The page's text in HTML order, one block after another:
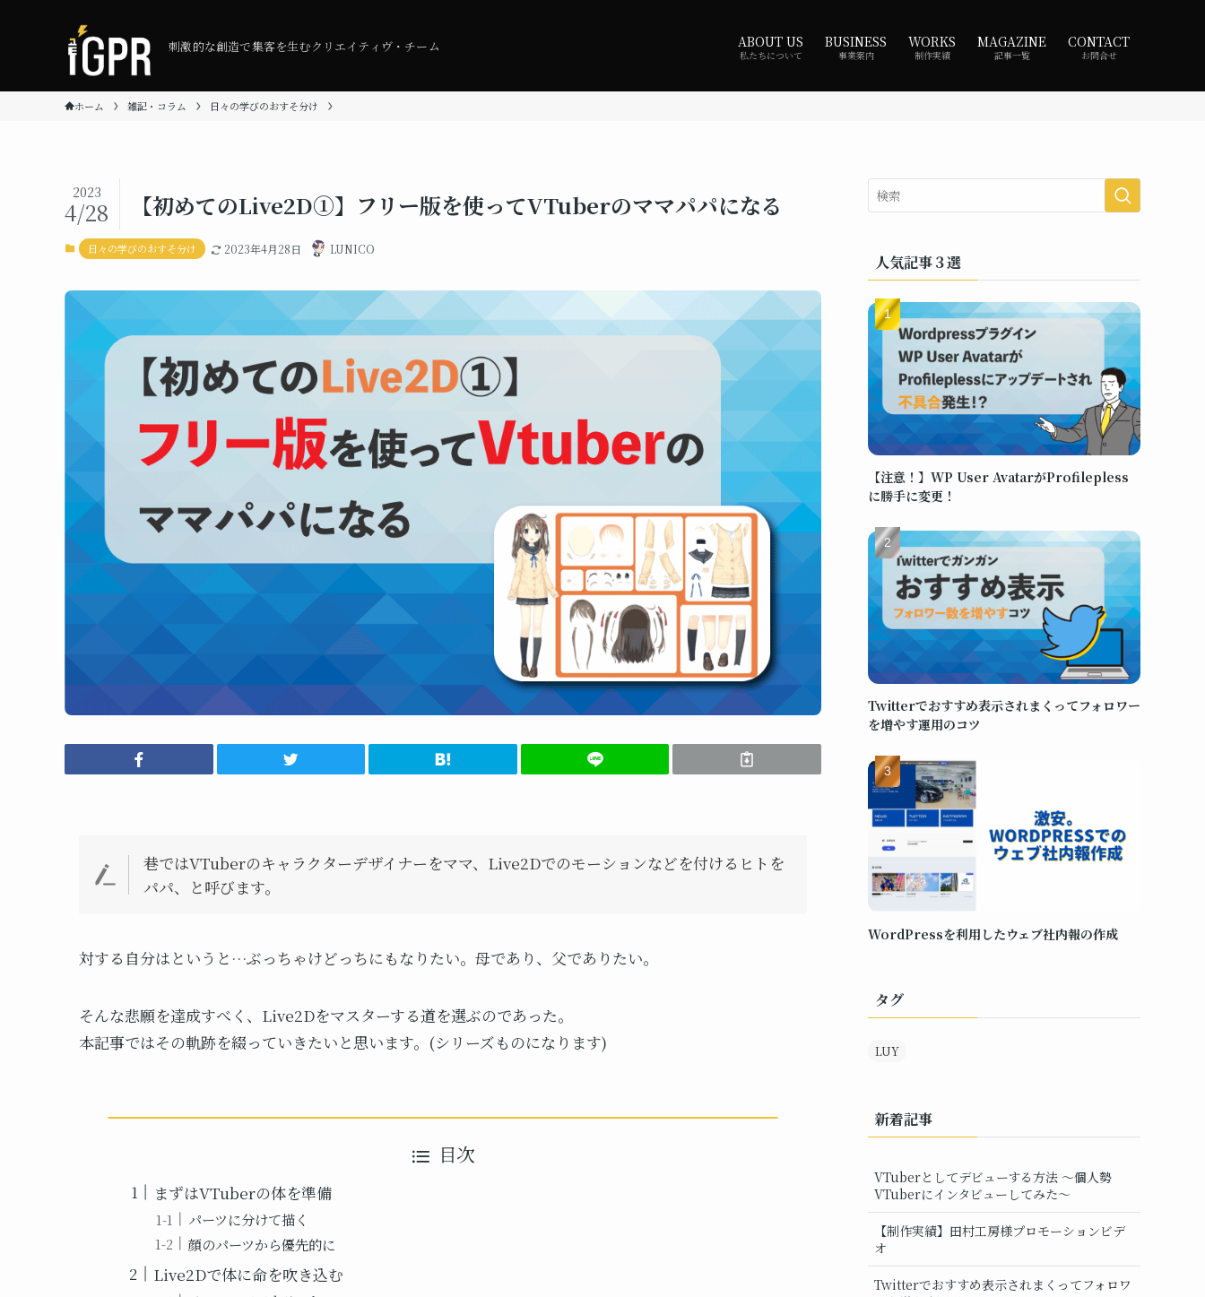
刺激的な創造で集客を生むクリエイティヴ・チーム ABOUT US
私たちについて
BUSINESS
事業案内
WORKS
制作実績
MAGAZINE
記事一覧
CONTACT
お問合せ
ホーム 雑記・コラム 日々の学びのおすそ分け
【初めてのLive2D①】フリー版を使ってVTuberのママパパになる
2023
4/28
日々の学びのおすそ分け 2023年4月28日 LUNICO
巷ではVTuberのキャラクターデザイナーをママ、Live2Dでのモーションなどを付けるヒトを
パパ、と呼びます。
対する自分はというと…ぶっちゃけどっちにもなりたい。母であり、父でありたい。
そんな悲願を達成すべく、Live2Dをマスターする道を選ぶのであった。
本記事ではその軌跡を綴っていきたいと思います。(シリーズものになります)
目次
まずはVTuberの体を準備
パーツに分けて描く
顔のパーツから優先的に
Live2Dで体に命を吹き込む
人気記事３選
【注意！】WP User AvatarがProfilepless
に勝手に変更！
Twitterでおすすめ表示されまくってフォロワー
を増やす運用のコツ
WordPressを利用したウェブ社内報の作成
タグ
LUY
新着記事
VTuberとしてデビューする方法 ～個人勢
VTuberにインタビューしてみた～
【制作実績】田村工房様プロモーションビデ
オ
Twitterでおすすめ表示されまくってフォロワ